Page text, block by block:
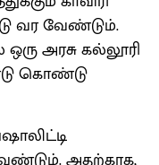
வர வேண்டும்.
அரசு கல்லூரி
கொண்டு